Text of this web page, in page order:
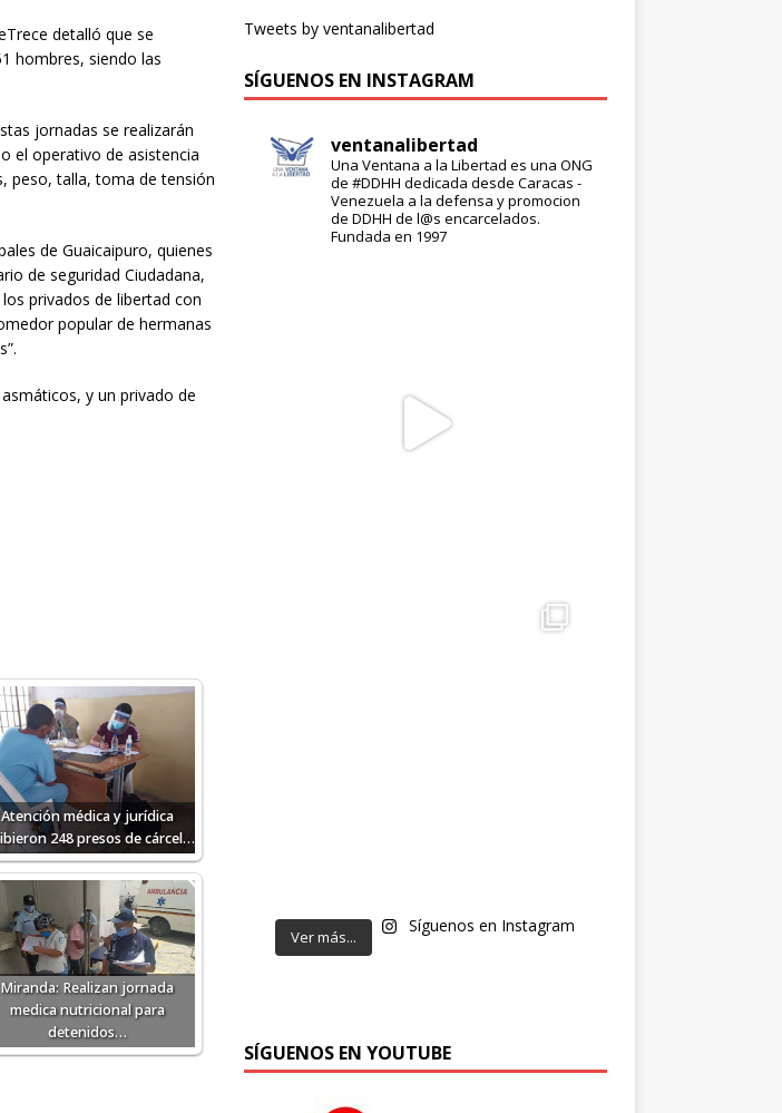
detalló que se
hombres, siendo las
jornadas se realizarán
el operativo de asistencia
peso, talla, toma de tensión
de Guaicaipuro, quienes
de seguridad Ciudadana,
privados de libertad con
popular de hermanas
y un privado de
Atención médica y jurídica
248 presos de cárcel…
Miranda: Realizan jornada
medica nutricional para
detenidos…
Tweets by ventanalibertad
SÍGUENOS EN INSTAGRAM
ventanalibertad
Una Ventana a la Libertad es una ONG
de #DDHH dedicada desde Caracas -
Venezuela a la defensa y promocion
de DDHH de l@s encarcelados.
Fundada en 1997
Ver más...
Síguenos en Instagram
SÍGUENOS EN YOUTUBE